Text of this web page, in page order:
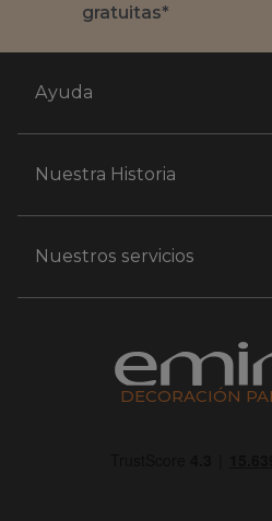
gratuitas*
Ayuda
Nuestra Historia
Nuestros servicios
DECORACIÓN